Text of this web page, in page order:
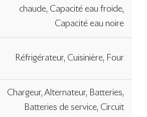
chaude, Capacité eau froide,
Capacité eau noire
Réfrigérateur, Cuisinière, Four
Chargeur, Alternateur, Batteries,
Batteries de service, Circuit